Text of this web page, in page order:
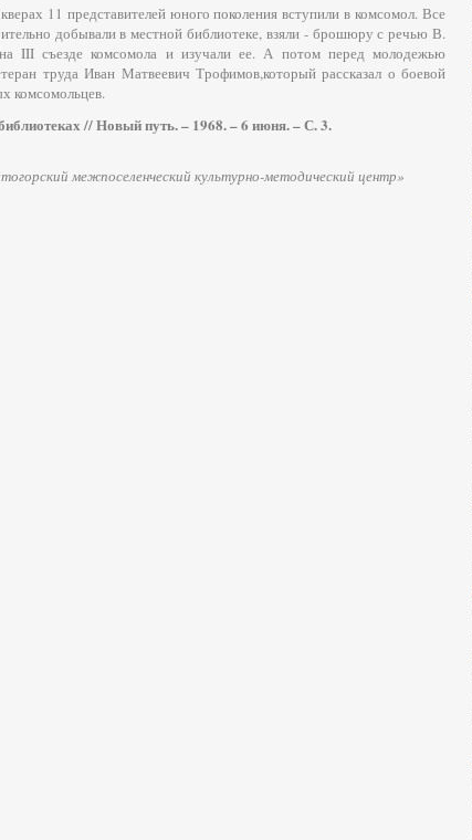
11 представителей юного поколения вступили в комсомол. Все
добывали в местной библиотеке, взяли - брошюру с речью В.
III съезде комсомола и изучали ее. А потом перед молодежью
труда Иван Матвеевич Трофимов,который рассказал о боевой
комсомольцев.
// Новый путь. – 1968. – 6 июня. – С. 3.
межпоселенческий культурно-методический центр»